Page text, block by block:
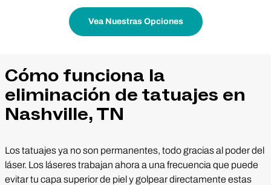
Vea Nuestras Opciones
Cómo funciona la
eliminación de tatuajes en
Nashville, TN
Los tatuajes ya no son permanentes, todo gracias al poder del
láser. Los láseres trabajan ahora a una frecuencia que puede
evitar tu capa superior de piel y golpear directamente estas